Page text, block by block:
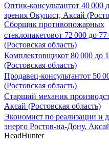
Оптик-консультантот 40 000
зрения Окулист, Аксай
Сборщик противопожарных
стеклопакетовот 72 000 до 77
(Ростовская область)
Комплектовщикот 80 000 до
(Ростовская область)
Продавец-консультантот 50
(Ростовская область)
Старший механик
Аксай (Ростовская область)
Экономист по реализации и
энерго Ростов-на-Дону,
HeadHunter